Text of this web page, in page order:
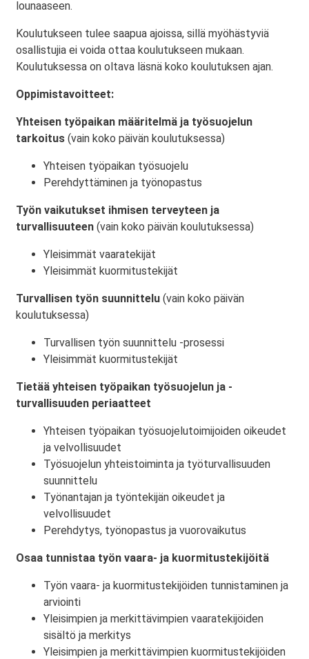
lounaaseen.
Koulutukseen tulee saapua ajoissa, sillä myöhästyviä
osallistujia ei voida ottaa koulutukseen mukaan.
Koulutuksessa on oltava läsnä koko koulutuksen ajan.
Oppimistavoitteet:
Yhteisen työpaikan määritelmä ja työsuojelun
tarkoitus (vain koko päivän koulutuksessa)
Yhteisen työpaikan työsuojelu
Perehdyttäminen ja työnopastus
Työn vaikutukset ihmisen terveyteen ja
turvallisuuteen (vain koko päivän koulutuksessa)
Yleisimmät vaaratekijät
Yleisimmät kuormitustekijät
Turvallisen työn suunnittelu (vain koko päivän
koulutuksessa)
Turvallisen työn suunnittelu -prosessi
Yleisimmät kuormitustekijät
Tietää yhteisen työpaikan työsuojelun ja -
turvallisuuden periaatteet
Yhteisen työpaikan työsuojelutoimijoiden oikeudet
ja velvollisuudet
Työsuojelun yhteistoiminta ja työturvallisuuden
suunnittelu
Työnantajan ja työntekijän oikeudet ja
velvollisuudet
Perehdytys, työnopastus ja vuorovaikutus
Osaa tunnistaa työn vaara- ja kuormitustekijöitä
Työn vaara- ja kuormitustekijöiden tunnistaminen ja
arviointi
Yleisimpien ja merkittävimpien vaaratekijöiden
sisältö ja merkitys
Yleisimpien ja merkittävimpien kuormitustekijöiden